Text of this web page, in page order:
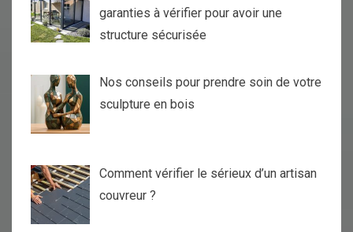
garanties à vérifier pour avoir une
structure sécurisée
Nos conseils pour prendre soin de votre
sculpture en bois
Comment vérifier le sérieux d’un artisan
couvreur ?